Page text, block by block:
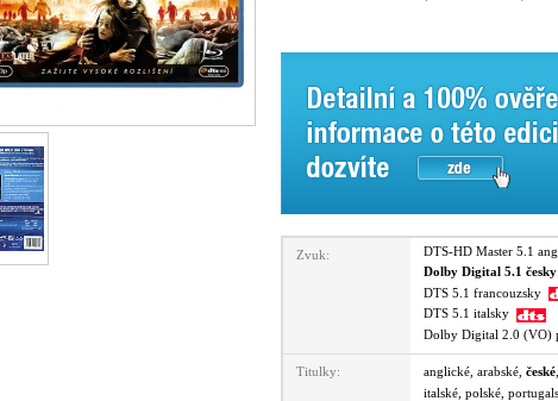
Zvuk:
DTS-HD Master 5.1
Dolby Digital 5.1 česky
DTS 5.1 francouzsky
DTS 5.1 italsky
Dolby Digital 2.0 (VO)
Titulky: anglické, arabské, české
italské, polské,